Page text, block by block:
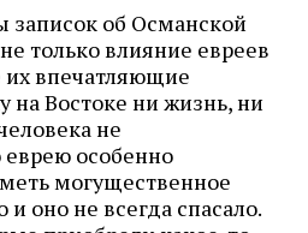
записок об Османской
только влияние евреев
их впечатляющие
на Востоке ни жизнь, ни
не
еврею особенно
могущественное
и оно не всегда спасало.